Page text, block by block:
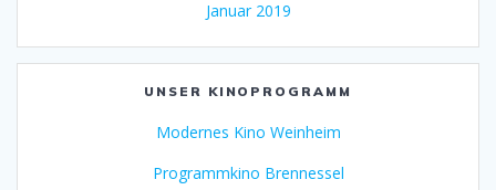
Januar 2019
UNSER KINOPROGRAMM
Modernes Kino Weinheim
Programmkino Brennessel